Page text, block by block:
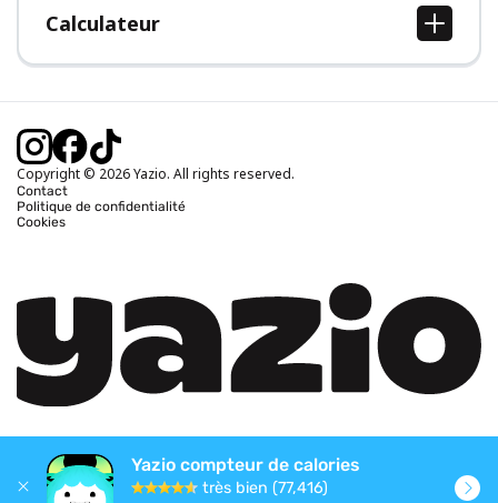
Calculateur
Calcul IMC
Calcul poids idéal
Calcul calories brûlées
Copyright © 2026 Yazio. All rights reserved.
Contact
Politique de confidentialité
Cookies
Yazio compteur de calories
très bien (77,416)